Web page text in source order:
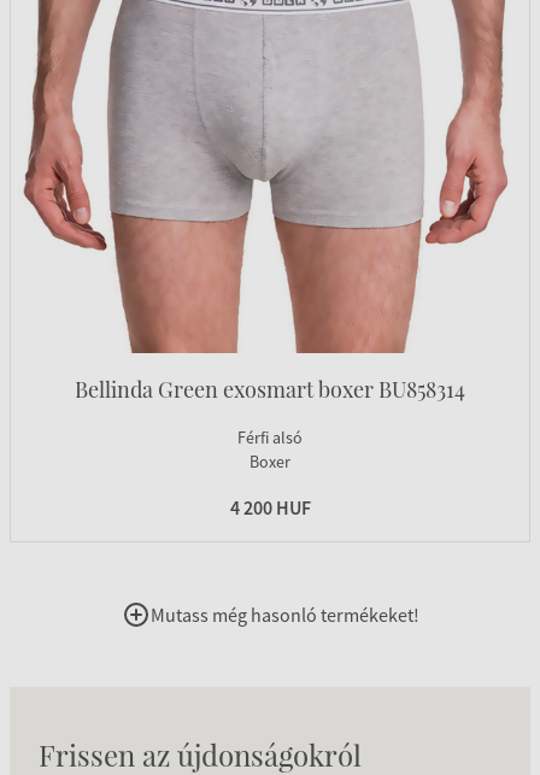
Bellinda Green exosmart boxer BU858314
Férfi alsó
Boxer
4 200 HUF
Mutass még hasonló termékeket!
Frissen az újdonságokról